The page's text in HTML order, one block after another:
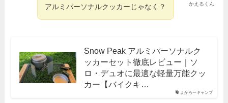
かえるくん
アルミパーソナルクッカーじゃなく？
よかろーキャンプ
Snow Peak アルミパーソナルク
ッカーセット徹底レビュー｜ソ
ロ・デュオに最適な軽量万能クッ
カー【バイクキ…